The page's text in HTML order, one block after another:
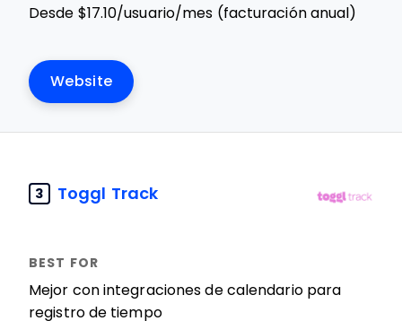
Desde $17.10/usuario/mes (facturación anual)
Website
3 Toggl Track
Mejor con integraciones de calendario para
registro de tiempo